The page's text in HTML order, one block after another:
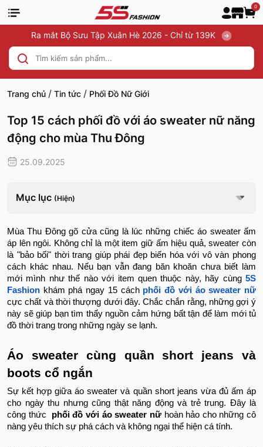
0
Ra mắt Bộ Sưu Tập Xuân Hè 2026 - Chỉ từ 139K
Trang chủ / Tin tức / Phối Đồ Nữ Giới
Top 15 cách phối đồ với áo sweater nữ năng
động cho mùa Thu Đông
25.09.2025
Mục lục (Hiện)
Mùa Thu Đông gõ cửa cũng là lúc những chiếc áo sweater ấm
áp lên ngôi. Không chỉ là một item giữ ấm hiệu quả, sweater còn
là "bảo bối" thời trang giúp phái đẹp biến hóa với vô vàn phong
cách khác nhau. Nếu bạn vẫn đang băn khoăn chưa biết làm
mới mình như thế nào với item quen thuộc này, hãy cùng 5S
Fashion khám phá ngay 15 cách phối đồ với áo sweater nữ
cực chất và thời thượng dưới đây. Chắc chắn rằng, những gợi ý
này sẽ giúp bạn tìm thấy nguồn cảm hứng bất tận để làm mới tủ
đồ thời trang trong những ngày se lạnh.
Áo sweater cùng quần short jeans và
boots cổ ngắn
Sự kết hợp giữa áo sweater và quần short jeans vừa đủ ấm áp
cho ngày thu nhưng cũng thật năng động và trẻ trung. Đây là
công thức
phối đồ với áo sweater nữhoàn hảo cho những cô
nàng yêu thích sự phá cách và không ngại thể hiện cá tính.